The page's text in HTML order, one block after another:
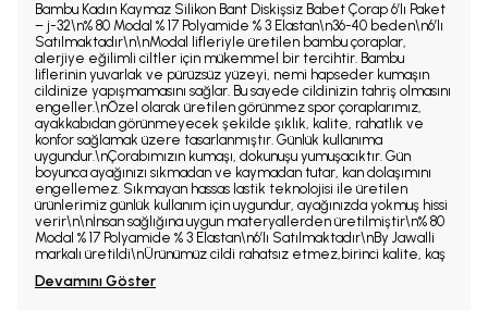
Bambu Kadın Kaymaz Silikon Bant Diskişsiz Babet Çorap 6’lı Paket
– j-32\n% 80 Modal % 17 Polyamide % 3 Elastan\n36-40 beden\n6’lı
Satılmaktadır\n\nModal lifleriyle üretilen bambu çoraplar,
alerjiye eğilimli ciltler için mükemmel bir tercihtir. Bambu
liflerinin yuvarlak ve pürüzsüz yüzeyi, nemi hapseder kumaşın
cildinize yapışmamasını sağlar. Bu sayede cildinizin tahriş olmasını
engeller.\nÖzel olarak üretilen görünmez spor çoraplarımız,
ayakkabıdan görünmeyecek şekilde şıklık, kalite, rahatlık ve
konfor sağlamak üzere tasarlanmıştır. Günlük kullanıma
uygundur.\nÇorabımızın kumaşı, dokunuşu yumuşacıktır. Gün
boyunca ayağınızı sıkmadan ve kaymadan tutar, kan dolaşımını
engellemez. Sıkmayan hassas lastik teknolojisi ile üretilen
ürünlerimiz günlük kullanım için uygundur, ayağınızda yokmuş hissi
verir\n\nİnsan sağlığına uygun materyallerden üretilmiştir\n% 80
Modal % 17 Polyamide % 3 Elastan\n6’lı Satılmaktadır\nBy Jawalli
markalı üretildi\nÜrünümüz cildi rahatsız etmez,birinci kalite, kaş
Devamını Göster